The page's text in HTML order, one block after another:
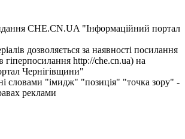
CHE.CN.UA "Інформаційний портал
дозволяється за наявності посилання
гіперпосилання http://che.cn.ua) на
Чернiгiвщини"
словами "імидж" "позиція" "точка зору" -
реклами